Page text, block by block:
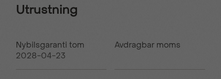
Utrustning
Nybilsgaranti tom
2028-04-23
Avdragbar moms